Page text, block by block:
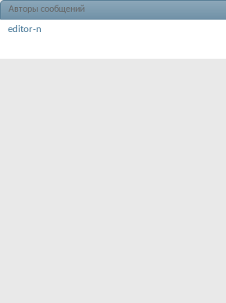
Авторы сообщений
editor-n